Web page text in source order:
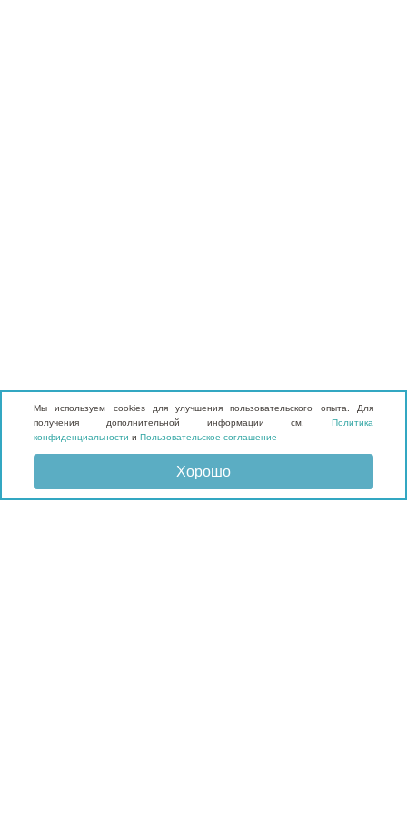
Мы используем cookies для улучшения пользовательского опыта. Для
получения дополнительной информации см. Политика
конфиденциальности и Пользовательское соглашение
Хорошо